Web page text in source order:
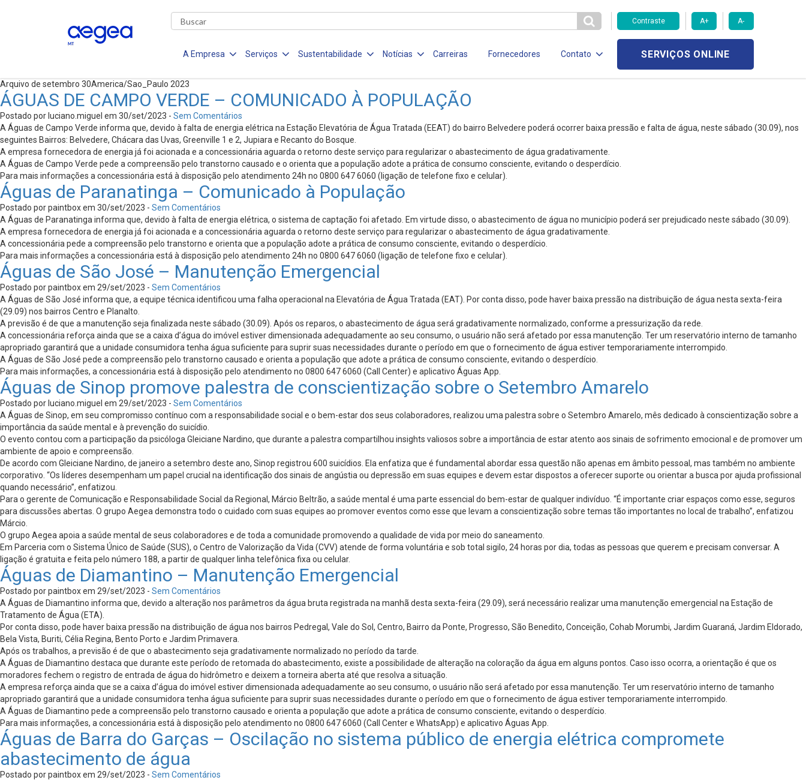
Contraste A+ A-
A Empresa Serviços Sustentabilidade Notícias Carreiras Fornecedores Contato SERVIÇOS ONLINE
Arquivo de setembro 30America/Sao_Paulo 2023
ÁGUAS DE CAMPO VERDE – COMUNICADO À POPULAÇÃO
Postado por luciano.miguel em 30/set/2023 - Sem Comentários
A Águas de Campo Verde informa que, devido à falta de energia elétrica na Estação Elevatória de Água Tratada (EEAT) do bairro Belvedere poderá ocorrer baixa pressão e falta de água, neste sábado (30.09), nos
seguintes Bairros: Belvedere, Chácara das Uvas, Greenville 1 e 2, Jupiara e Recanto do Bosque.
A empresa fornecedora de energia já foi acionada e a concessionária aguarda o retorno deste serviço para regularizar o abastecimento de água gradativamente.
A Águas de Campo Verde pede a compreensão pelo transtorno causado e o orienta que a população adote a prática de consumo consciente, evitando o desperdício.
Para mais informações a concessionária está à disposição pelo atendimento 24h no 0800 647 6060 (ligação de telefone fixo e celular).
Águas de Paranatinga – Comunicado à População
Postado por paintbox em 30/set/2023 - Sem Comentários
A Águas de Paranatinga informa que, devido à falta de energia elétrica, o sistema de captação foi afetado. Em virtude disso, o abastecimento de água no município poderá ser prejudicado neste sábado (30.09).
A empresa fornecedora de energia já foi acionada e a concessionária aguarda o retorno deste serviço para regularizar o abastecimento de água gradativamente.
A concessionária pede a compreensão pelo transtorno e orienta que a população adote a prática de consumo consciente, evitando o desperdício.
Para mais informações a concessionária está à disposição pelo atendimento 24h no 0800 647 6060 (ligação de telefone fixo e celular).
Águas de São José – Manutenção Emergencial
Postado por paintbox em 29/set/2023 - Sem Comentários
A Águas de São José informa que, a equipe técnica identificou uma falha operacional na Elevatória de Água Tratada (EAT). Por conta disso, pode haver baixa pressão na distribuição de água nesta sexta-feira
(29.09) nos bairros Centro e Planalto.
A previsão é de que a manutenção seja finalizada neste sábado (30.09). Após os reparos, o abastecimento de água será gradativamente normalizado, conforme a pressurização da rede.
A concessionária reforça ainda que se a caixa d’água do imóvel estiver dimensionada adequadamente ao seu consumo, o usuário não será afetado por essa manutenção. Ter um reservatório interno de tamanho
apropriado garantirá que a unidade consumidora tenha água suficiente para suprir suas necessidades durante o período em que o fornecimento de água estiver temporariamente interrompido.
A Águas de São José pede a compreensão pelo transtorno causado e orienta a população que adote a prática de consumo consciente, evitando o desperdício.
Para mais informações, a concessionária está à disposição pelo atendimento no 0800 647 6060 (Call Center) e aplicativo Águas App.
Águas de Sinop promove palestra de conscientização sobre o Setembro Amarelo
Postado por luciano.miguel em 29/set/2023 - Sem Comentários
A Águas de Sinop, em seu compromisso contínuo com a responsabilidade social e o bem-estar dos seus colaboradores, realizou uma palestra sobre o Setembro Amarelo, mês dedicado à conscientização sobre a
importância da saúde mental e à prevenção do suicídio.
O evento contou com a participação da psicóloga Gleiciane Nardino, que durante a palestra compartilhou insights valiosos sobre a importância de estar atento aos sinais de sofrimento emocional e de promover um
ambiente de apoio e compreensão.
De acordo com Gleiciane Nardino, de janeiro a setembro deste ano, Sinop registrou 600 suicídios. Ela enfatiza que é fundamental abordar essa questão não apenas em âmbito pessoal, mas também no ambiente
corporativo. “Os líderes desempenham um papel crucial na identificação dos sinais de angústia ou depressão em suas equipes e devem estar dispostos a oferecer suporte ou orientar a busca por ajuda profissional
quando necessário”, enfatizou.
Para o gerente de Comunicação e Responsabilidade Social da Regional, Márcio Beltrão, a saúde mental é uma parte essencial do bem-estar de qualquer indivíduo. “É importante criar espaços como esse, seguros
para discussões abertas. O grupo Aegea demonstra todo o cuidado com suas equipes ao promover eventos como esse que levam a conscientização sobre temas tão importantes no local de trabalho”, enfatizou
Márcio.
O grupo Aegea apoia a saúde mental de seus colaboradores e de toda a comunidade promovendo a qualidade de vida por meio do saneamento.
Em Parceria com o Sistema Único de Saúde (SUS), o Centro de Valorização da Vida (CVV) atende de forma voluntária e sob total sigilo, 24 horas por dia, todas as pessoas que querem e precisam conversar. A
ligação é gratuita e feita pelo número 188, a partir de qualquer linha telefônica fixa ou celular.
Águas de Diamantino – Manutenção Emergencial
Postado por paintbox em 29/set/2023 - Sem Comentários
A Águas de Diamantino informa que, devido a alteração nos parâmetros da água bruta registrada na manhã desta sexta-feira (29.09), será necessário realizar uma manutenção emergencial na Estação de
Tratamento de Água (ETA).
Por conta disso, pode haver baixa pressão na distribuição de água nos bairros Pedregal, Vale do Sol, Centro, Bairro da Ponte, Progresso, São Benedito, Conceição, Cohab Morumbi, Jardim Guaraná, Jardim Eldorado,
Bela Vista, Buriti, Célia Regina, Bento Porto e Jardim Primavera.
Após os trabalhos, a previsão é de que o abastecimento seja gradativamente normalizado no período da tarde.
A Águas de Diamantino destaca que durante este período de retomada do abastecimento, existe a possibilidade de alteração na coloração da água em alguns pontos. Caso isso ocorra, a orientação é que os
moradores fechem o registro de entrada de água do hidrômetro e deixem a torneira aberta até que resolva a situação.
A empresa reforça ainda que se a caixa d’água do imóvel estiver dimensionada adequadamente ao seu consumo, o usuário não será afetado por essa manutenção. Ter um reservatório interno de tamanho
apropriado garantirá que a unidade consumidora tenha água suficiente para suprir suas necessidades durante o período em que o fornecimento de água estiver temporariamente interrompido.
A Águas de Diamantino pede a compreensão pelo transtorno causado e orienta a população que adote a prática de consumo consciente, evitando o desperdício.
Para mais informações, a concessionária está à disposição pelo atendimento no 0800 647 6060 (Call Center e WhatsApp) e aplicativo Águas App.
Águas de Barra do Garças – Oscilação no sistema público de energia elétrica compromete
abastecimento de água
Postado por paintbox em 29/set/2023 - Sem Comentários